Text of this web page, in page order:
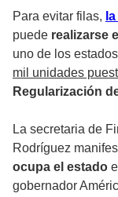
Para evitar filas,
puede realizarse
uno de los
mil unidades
Regularización
La secretaria de
Rodríguez
ocupa el estado
gobernador